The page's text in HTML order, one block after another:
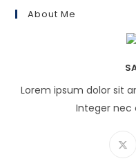
About Me
Lorem ipsum dolor sit
Integer nec